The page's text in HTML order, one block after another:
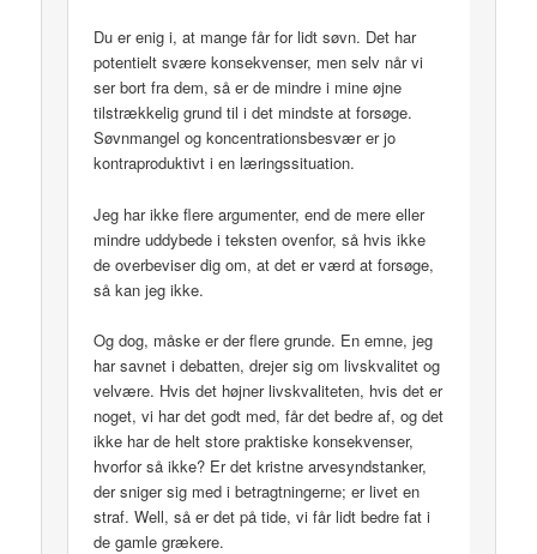
Du er enig i, at mange får for lidt søvn. Det har
potentielt svære konsekvenser, men selv når vi
ser bort fra dem, så er de mindre i mine øjne
tilstrækkelig grund til i det mindste at forsøge.
Søvnmangel og koncentrationsbesvær er jo
kontraproduktivt i en læringssituation.
Jeg har ikke flere argumenter, end de mere eller
mindre uddybede i teksten ovenfor, så hvis ikke
de overbeviser dig om, at det er værd at forsøge,
så kan jeg ikke.
Og dog, måske er der flere grunde. En emne, jeg
har savnet i debatten, drejer sig om livskvalitet og
velvære. Hvis det højner livskvaliteten, hvis det er
noget, vi har det godt med, får det bedre af, og det
ikke har de helt store praktiske konsekvenser,
hvorfor så ikke? Er det kristne arvesyndstanker,
der sniger sig med i betragtningerne; er livet en
straf. Well, så er det på tide, vi får lidt bedre fat i
de gamle grækere.